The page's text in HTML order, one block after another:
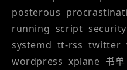
posterous
running script security
systemd tt-rss twitter
wordpress xplane 书单